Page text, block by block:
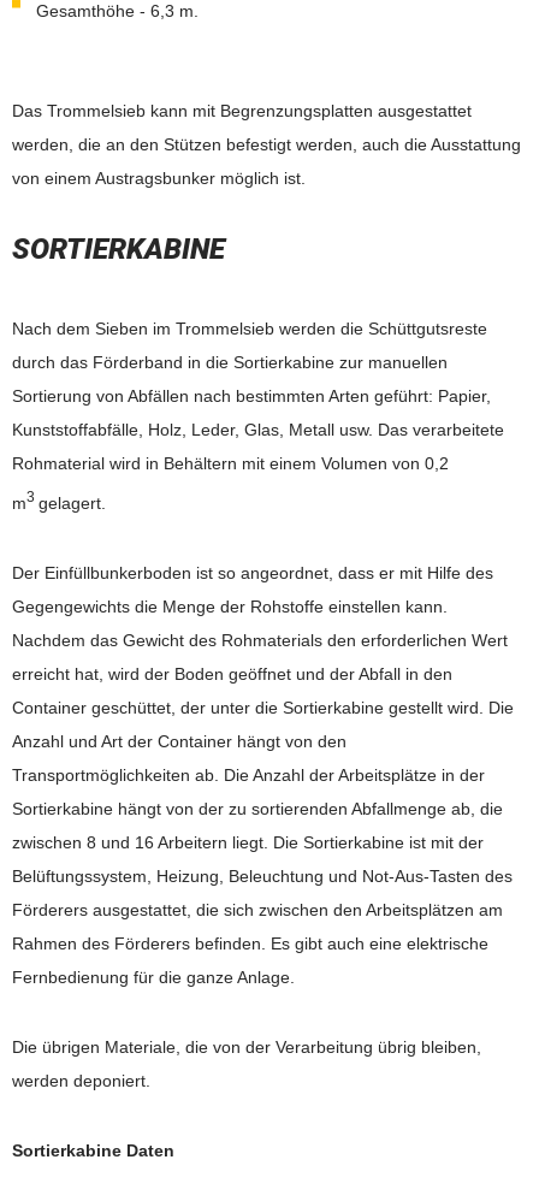
Gesamthöhe - 6,3 m.
Das Trommelsieb kann mit Begrenzungsplatten ausgestattet
werden, die an den Stützen befestigt werden, auch die Ausstattung
von einem Austragsbunker möglich ist.
SORTIERKABINE
Nach dem Sieben im Trommelsieb werden die Schüttgutsreste
durch das Förderband in die Sortierkabine zur manuellen
Sortierung von Abfällen nach bestimmten Arten geführt: Papier,
Kunststoffabfälle, Holz, Leder, Glas, Metall usw. Das verarbeitete
Rohmaterial wird in Behältern mit einem Volumen von 0,2
m3 gelagert.
Der Einfüllbunkerboden ist so angeordnet, dass er mit Hilfe des
Gegengewichts die Menge der Rohstoffe einstellen kann.
Nachdem das Gewicht des Rohmaterials den erforderlichen Wert
erreicht hat, wird der Boden geöffnet und der Abfall in den
Container geschüttet, der unter die Sortierkabine gestellt wird. Die
Anzahl und Art der Container hängt von den
Transportmöglichkeiten ab. Die Anzahl der Arbeitsplätze in der
Sortierkabine hängt von der zu sortierenden Abfallmenge ab, die
zwischen 8 und 16 Arbeitern liegt. Die Sortierkabine ist mit der
Belüftungssystem, Heizung, Beleuchtung und Not-Aus-Tasten des
Förderers ausgestattet, die sich zwischen den Arbeitsplätzen am
Rahmen des Förderers befinden. Es gibt auch eine elektrische
Fernbedienung für die ganze Anlage.
Die übrigen Materiale, die von der Verarbeitung übrig bleiben,
werden deponiert.
Sortierkabine Daten